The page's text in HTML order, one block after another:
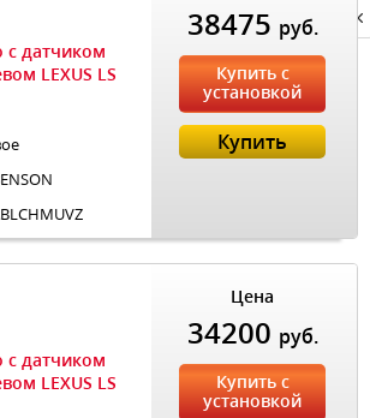
с датчиком
LEXUS LS
38475 руб.
Купить с
установкой
Купить
с датчиком
LEXUS LS
Цена
34200 руб.
Купить с
установкой
Privacy notice